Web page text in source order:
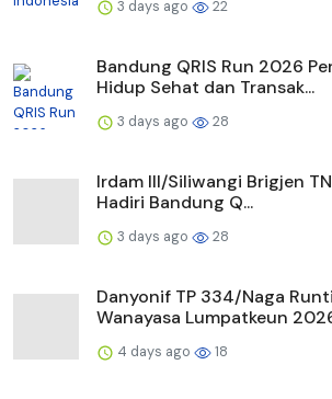
3 days ago 22
Bandung QRIS Run 2026
Hidup Sehat dan Transak...
3 days ago 28
Irdam III/Siliwangi Brigjen
Hadiri Bandung Q...
3 days ago 28
Danyonif TP 334/Naga
Wanayasa Lumpatkeun
4 days ago 18